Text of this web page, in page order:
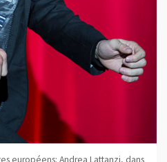
européens: Andrea Lattanzi, dans